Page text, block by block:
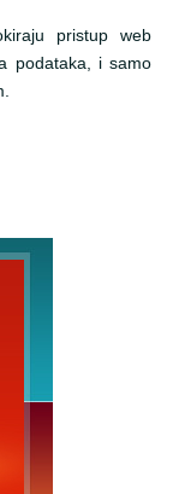
pristup web
podataka, i samo